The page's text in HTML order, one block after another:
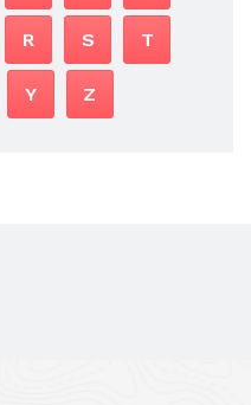
R S T
Y Z